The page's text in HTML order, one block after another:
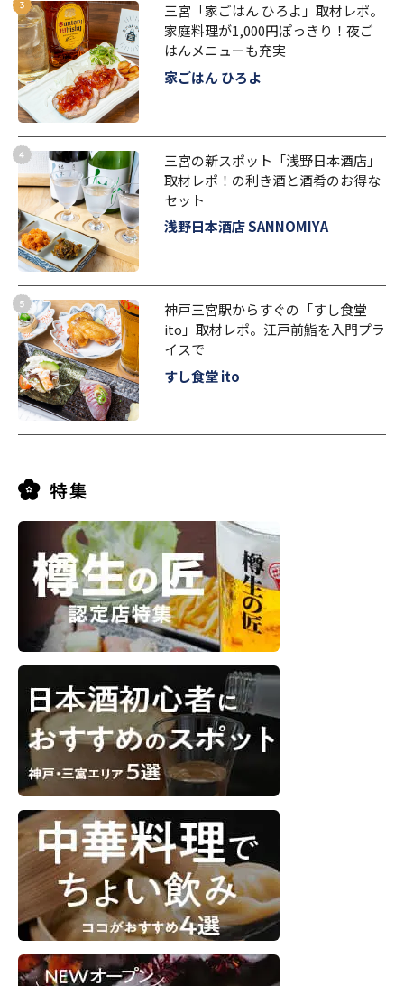
三宮「家ごはん ひろよ」取材レポ。
家庭料理が1,000円ぽっきり！夜ご
はんメニューも充実
家ごはん ひろよ
三宮の新スポット「浅野日本酒店」
取材レポ！の利き酒と酒肴のお得な
セット
浅野日本酒店 SANNOMIYA
神戸三宮駅からすぐの「すし食堂
ito」取材レポ。江戸前鮨を入門プラ
イスで
すし食堂 ito